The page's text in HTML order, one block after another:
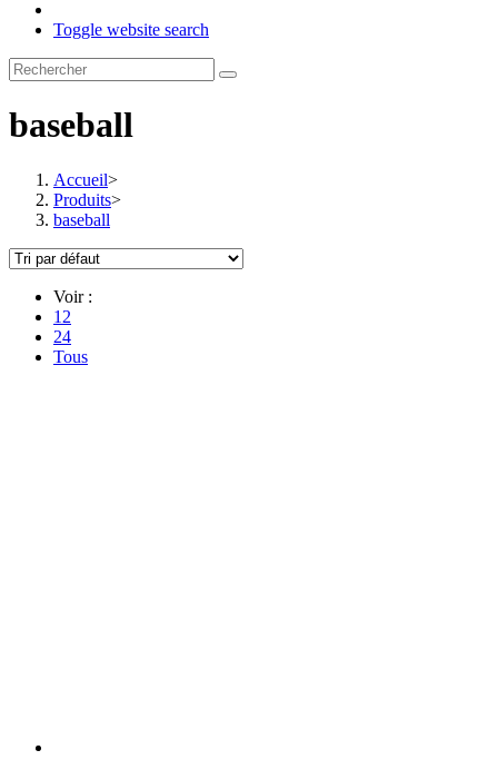
Toggle website search
baseball
Accueil>
Produits>
baseball
Voir :
12
24
Tous